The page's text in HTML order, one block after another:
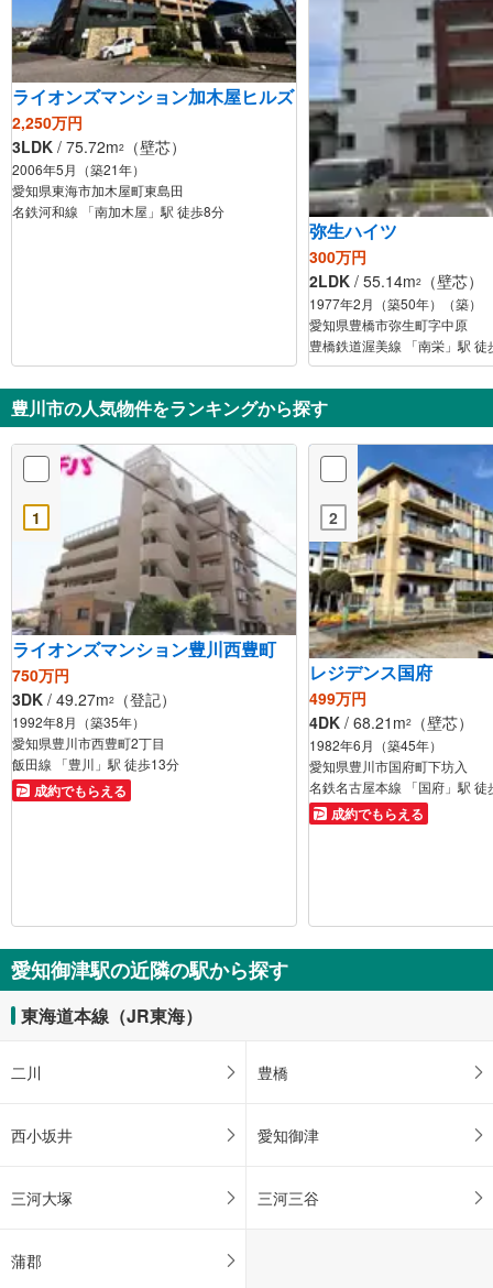
ライオンズマンション加木屋ヒルズ
2,250万円
3LDK / 75.72m2 （壁芯）
2006年5月（築21年）
愛知県東海市加木屋町東島田
名鉄河和線 「南加木屋」駅 徒歩8分
弥生ハイツ
300万円
2LDK / 55.14m2 （壁芯）
1977年2月（築50年）（築）
愛知県豊橋市弥生町字中原
豊橋鉄道渥美線 「南栄」駅 徒
豊川市の人気物件をランキングから探す
1
ライオンズマンション豊川西豊町
750万円
3DK / 49.27m2 （登記）
1992年8月（築35年）
愛知県豊川市西豊町2丁目
飯田線 「豊川」駅 徒歩13分
成約でもらえる
2
レジデンス国府
499万円
4DK / 68.21m2 （壁芯）
1982年6月（築45年）
愛知県豊川市国府町下坊入
名鉄名古屋本線 「国府」駅 徒
成約でもらえる
愛知御津駅の近隣の駅から探す
東海道本線（JR東海）
二川 豊橋
西小坂井 愛知御津
三河大塚 三河三谷
蒲郡